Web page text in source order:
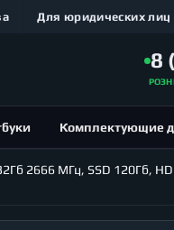
Для юридических лиц
8
Комплектующие
2666 МГц, SSD 120Гб,